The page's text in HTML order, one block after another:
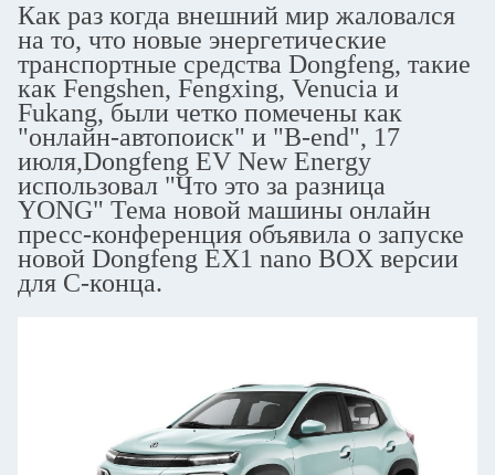
Как раз когда внешний мир жаловался
на то, что новые энергетические
транспортные средства Dongfeng, такие
как Fengshen, Fengxing, Venucia и
Fukang, были четко помечены как
"онлайн-автопоиск" и "B-end", 17
июля,Dongfeng EV New Energy
использовал "Что это за разница
YONG" Тема новой машины онлайн
пресс-конференция объявила о запуске
новой Dongfeng EX1 nano BOX версии
для C-конца.